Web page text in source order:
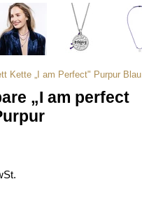
Kette „I am Perfect" Purpur Blau
„I am perfect